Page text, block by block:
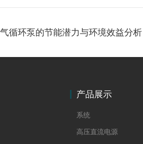
循环泵的节能潜力与环境效益分析
产品展示
系统
高压直流电源